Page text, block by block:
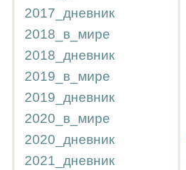
2017_дневник
2018_в_мире
2018_дневник
2019_в_мире
2019_дневник
2020_в_мире
2020_дневник
2021_дневник